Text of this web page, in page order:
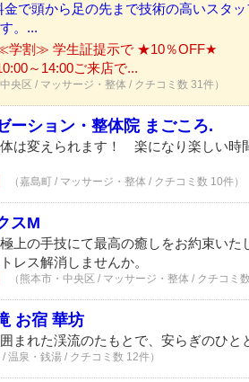
金で頭から足の先まで技術の高いスタ
。...
学割≫ 学生証提示で ★10％OFF★
～14:00ご来店で...
中央区 / マッサージ・整体 / クチコミ数 31件）
ーション・整体院 まごころ.
は変えられます！ 楽になり楽しい時
（嘉島町 / マッサージ・整体 / クチコミ数 10件）
スM
上の手技にて最高の癒しをお約束いた
レス解消しませんか。
（熊本市・中央区 / マッサージ・整体 / クチコミ
お宿 華坊
まれた渓流のたもとで、安らぎのひと
/ 温泉・銭湯 / クチコミ数 12件）